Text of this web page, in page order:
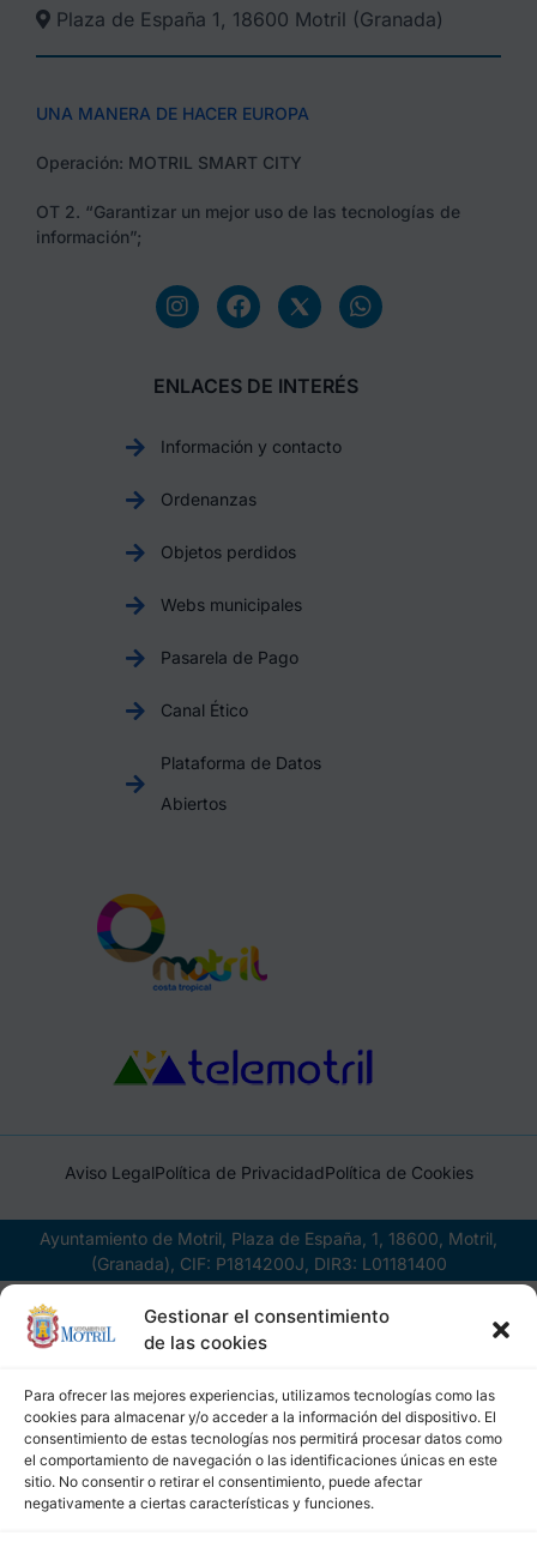
Gestionar el consentimiento
de las cookies
Para ofrecer las mejores experiencias, utilizamos tecnologías como las
cookies para almacenar y/o acceder a la información del dispositivo. El
consentimiento de estas tecnologías nos permitirá procesar datos como
el comportamiento de navegación o las identificaciones únicas en este
sitio. No consentir o retirar el consentimiento, puede afectar
negativamente a ciertas características y funciones.
Plaza de España 1, 18600 Motril (Granada)​
UNA MANERA DE HACER EUROPA
Operación: MOTRIL SMART CITY
OT 2. “Garantizar un mejor uso de las tecnologías de
información”;
ENLACES DE INTERÉS
Información y contacto
Ordenanzas
Objetos perdidos
Webs municipales
Pasarela de Pago
Canal Ético
Plataforma de Datos
Abiertos
Aviso LegalPolítica de PrivacidadPolítica de Cookies
Ayuntamiento de Motril, Plaza de España, 1, 18600, Motril,
(Granada), CIF: P1814200J, DIR3: L01181400